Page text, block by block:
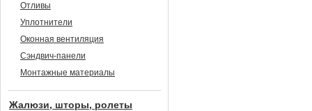
Отливы
Уплотнители
Оконная вентиляция
Сэндвич-панели
Монтажные материалы
Жалюзи, шторы, ролеты